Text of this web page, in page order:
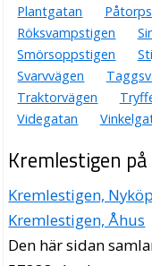
Plantgatan
Röksvampstigen
Smörsoppstigen
Svarvvägen
Traktorvägen
Videgatan
Kremlestigen
Kremlestigen,
Kremlestigen, Åhus
Den här sidan